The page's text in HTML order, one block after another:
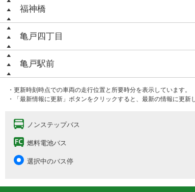
福神橋
亀戸四丁目
亀戸駅前
・更新時刻時点での車両の走行位置と所要時分を表示しています。
・「最新情報に更新」ボタンをクリックすると、最新の情報に更
ノンステップバス
燃料電池バス
選択中のバス停